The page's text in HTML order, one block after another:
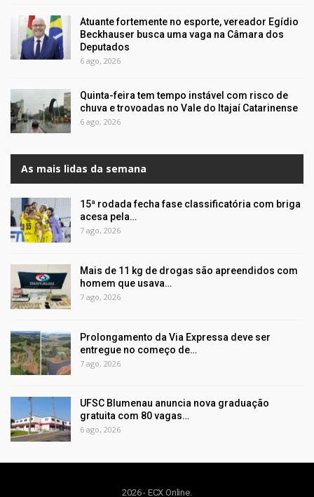
Atuante fortemente no esporte, vereador Egídio
Beckhauser busca uma vaga na Câmara dos
Deputados
6 ago, 2026
Quinta-feira tem tempo instável com risco de
chuva e trovoadas no Vale do Itajaí Catarinense
6 ago, 2026
As mais lidas da semana
15ª rodada fecha fase classificatória com briga
acesa pela…
7 ago, 2026
Mais de 11 kg de drogas são apreendidos com
homem que usava…
7 ago, 2026
Prolongamento da Via Expressa deve ser
entregue no começo de…
7 ago, 2026
UFSC Blumenau anuncia nova graduação
gratuita com 80 vagas…
6 ago, 2026
2026 - ECX Online.